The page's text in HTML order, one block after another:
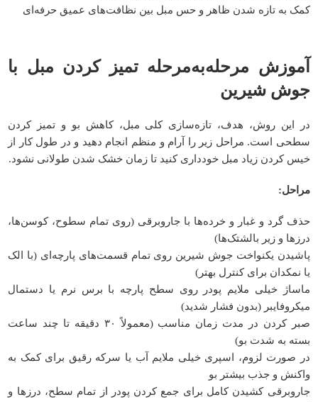
کمک به تازه شدن ظاهر و حس مبل بین نظافت‌های عمیق حرفه‌ای
آموزش مرحله‌به‌مرحله تمیز کردن مبل با
جوش شیرین
در این روش، هدف، تازه‌سازی کلی مبل، کاهش بو و تمیز کردن
سطحی است. مراحل زیر را آرام و منظم انجام دهید و در طول کار از
خیس کردن زیاد مبل خودداری کنید تا زمان خشک شدن طولانی نشود.
مراحل:
حذف گرد و غبار و خرده‌ها با جاروبرقی (روی تمام سطوح، کوسن‌ها،
درزها و زیر بالشتک‌ها)
پاشیدن یکنواخت جوش شیرین روی تمام قسمت‌های پارچه‌ای (با الک
یا نمکدان برای کنترل بهتر)
ماساژ خیلی ملایم پودر روی سطح پارچه با برس نرم یا دستمال
میکروفایبر (بدون فشار شدید)
صبر کردن در مدت زمان مناسب (معمولاً ۳۰ دقیقه تا چند ساعت
بسته به شدت بو)
در صورت لزوم، اسپری خیلی ملایم آب یا سرکه رقیق برای کمک به
واکنش و جذب بیشتر بو
جاروبرقی کشیدن کامل برای جمع کردن پودر از تمام سطح، درزها و